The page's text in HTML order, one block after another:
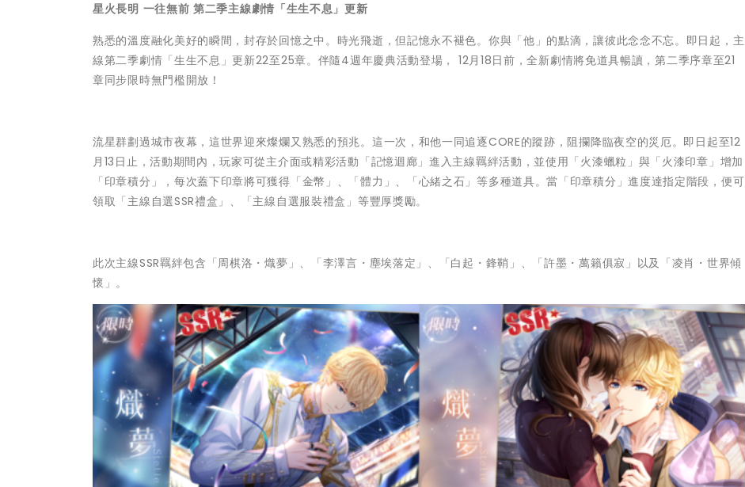
星火長明 一往無前 第二季主線劇情「生生不息」更新
熟悉的溫度融化美好的瞬間，封存於回憶之中。時光飛逝，但記憶永不褪色。你與「他」的點滴，讓彼此念念不忘。即日起，主
線第二季劇情「生生不息」更新22至25章。伴隨4週年慶典活動登場， 12月18日前，全新劇情將免道具暢讀，第二季序章至21
章同步限時無門檻開放！
流星群劃過城市夜幕，這世界迎來燦爛又熟悉的預兆。這一次，和他一同追逐CORE的蹤跡，阻攔降臨夜空的災厄。即日起至12
月13日止，活動期間內，玩家可從主介面或精彩活動「記憶迴廊」進入主線羈絆活動，並使用「火漆蠟粒」與「火漆印章」增加
「印章積分」，每次蓋下印章將可獲得「金幣」、「體力」、「心緒之石」等多種道具。當「印章積分」進度達指定階段，便可
領取「主線自選SSR禮盒」、「主線自選服裝禮盒」等豐厚獎勵。
此次主線SSR羈絆包含「周棋洛・熾夢」、「李澤言・塵埃落定」、「白起・鋒鞘」、「許墨・萬籟俱寂」以及「凌肖・世界傾
懷」。